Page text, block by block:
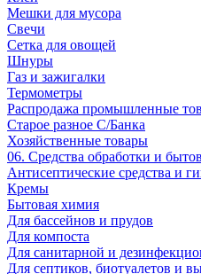
Мешки для мусора
Свечи
Сетка для овощей
Шнуры
Газ и зажигалки
Термометры
Распродажа промышленные
Старое разное С/Банка
Хозяйственные товары
06. Средства обработки и
Антисептические средства и
Кремы
Бытовая химия
Для бассейнов и прудов
Для компоста
Для санитарной и
Для септиков, биотуалетов и